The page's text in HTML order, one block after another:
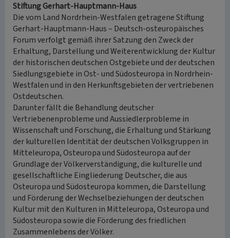
Stiftung Gerhart-Hauptmann-Haus
Die vom Land Nordrhein-Westfalen getragene Stiftung
Gerhart-Hauptmann-Haus – Deutsch-osteuropäisches
Forum verfolgt gemäß ihrer Satzung den Zweck der
Erhaltung, Darstellung und Weiterentwicklung der Kultur
der historischen deutschen Ostgebiete und der deutschen
Siedlungsgebiete in Ost- und Südosteuropa in Nordrhein-
Westfalen und in den Herkunftsgebieten der vertriebenen
Ostdeutschen.
Darunter fällt die Behandlung deutscher
Vertriebenenprobleme und Aussiedlerprobleme in
Wissenschaft und Forschung, die Erhaltung und Stärkung
der kulturellen Identität der deutschen Volksgruppen in
Mitteleuropa, Osteuropa und Südosteuropa auf der
Grundlage der Völkerverständigung, die kulturelle und
gesellschaftliche Eingliederung Deutscher, die aus
Osteuropa und Südosteuropa kommen, die Darstellung
und Förderung der Wechselbeziehungen der deutschen
Kultur mit den Kulturen in Mitteleuropa, Osteuropa und
Südosteuropa sowie die Förderung des friedlichen
Zusammenlebens der Völker.